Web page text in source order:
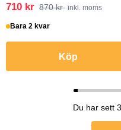
710 kr 870 kr inkl. moms
Bara 2 kvar
Köp
Du har sett